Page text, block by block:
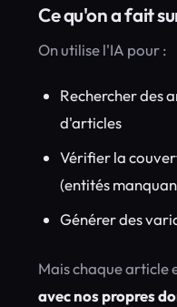
Ce qu'on a fait
On utilise l'IA pour :
Rechercher des
d'articles
Vérifier la
(entités
Générer des
Mais chaque article
avec nos propres